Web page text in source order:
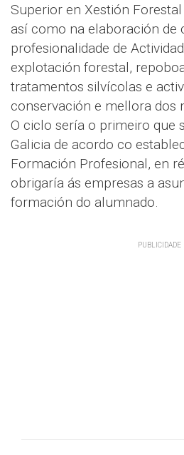
Superior en Xestión
así como na elaboración de
profesionalidade de
explotación forestal,
tratamentos silvícolas e
conservación e mellora dos
O ciclo sería o primeiro que
Galicia de acordo co
Formación Profesional, en
obrigaría ás empresas a
formación do alumnado.